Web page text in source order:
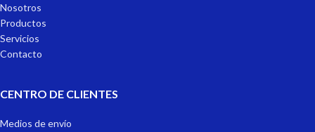
Nosotros
Productos
Servicios
Contacto
CENTRO DE CLIENTES
Medios de envío